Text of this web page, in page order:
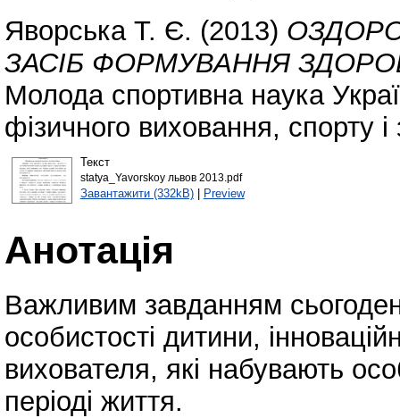
Яворська Т. Є. (2013)
ЗАСІБ ФОРМУВАННЯ
Молода спортивна наука
фізичного виховання, спорту
Текст
statya_Yavorskoy львов 2013.pdf
Завантажити (332kB)| Preview
Анотація
Важливим завданням
особистості дитини,
вихователя, які набувають
періоді життя.